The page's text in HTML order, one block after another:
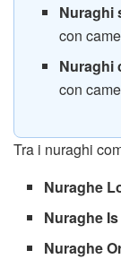
Nuraghi
con
Nuraghi
con
Tra i nuraghi
Nuraghe
Nuraghe
Nuraghe